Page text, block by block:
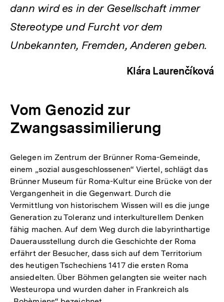
dann wird es in der Gesellschaft immer
Stereotype und Furcht vor dem
Unbekannten, Fremden, Anderen geben.
Klára Laurenčíková
Vom Genozid zur
Zwangsassimilierung
Gelegen im Zentrum der Brünner Roma-Gemeinde,
einem „sozial ausgeschlossenen“ Viertel, schlägt das
Brünner Museum für Roma-Kultur eine Brücke von der
Vergangenheit in die Gegenwart. Durch die
Vermittlung von historischem Wissen will es die junge
Generation zu Toleranz und interkulturellem Denken
fähig machen. Auf dem Weg durch die labyrinthartige
Dauerausstellung durch die Geschichte der Roma
erfährt der Besucher, dass sich auf dem Territorium
des heutigen Tschechiens 1417 die ersten Roma
ansiedelten. Über Böhmen gelangten sie weiter nach
Westeuropa und wurden daher in Frankreich als